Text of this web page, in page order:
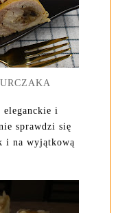
i
sprawdzi się
i na wyjątkową